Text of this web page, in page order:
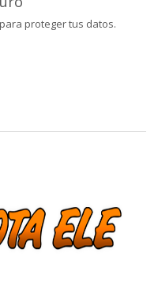
proteger tus datos.